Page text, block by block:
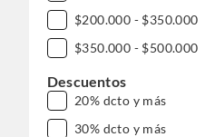
$200.000 - $350.000
$350.000 - $500.000
$500.000 - $1.000.000
Descuentos
20% dcto y más
30% dcto y más